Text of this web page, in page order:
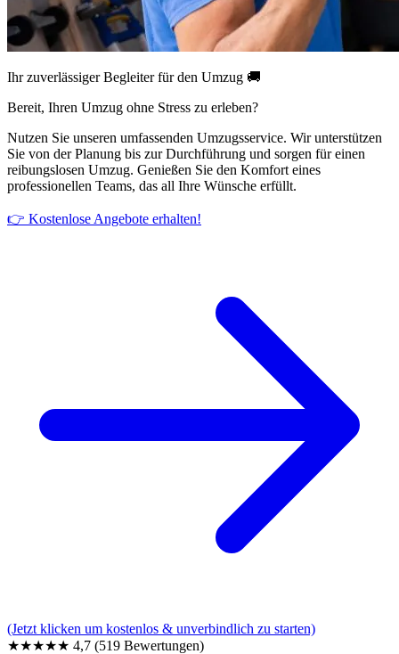
Ihr zuverlässiger Begleiter für den Umzug 🚚
Bereit, Ihren Umzug ohne Stress zu erleben?
Nutzen Sie unseren umfassenden Umzugsservice. Wir unterstützen
Sie von der Planung bis zur Durchführung und sorgen für einen
reibungslosen Umzug. Genießen Sie den Komfort eines
professionellen Teams, das all Ihre Wünsche erfüllt.
👉 Kostenlose Angebote erhalten!
(Jetzt klicken um kostenlos & unverbindlich zu starten)
★★★★★ 4,7 (519 Bewertungen)